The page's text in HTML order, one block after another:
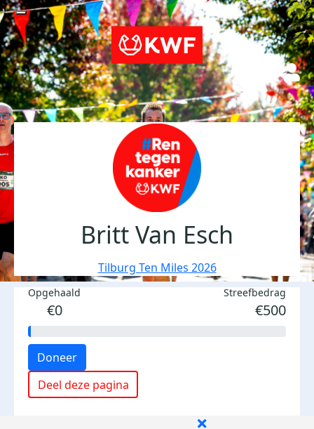
Britt Van Esch
Tilburg Ten Miles 2026
Opgehaald
€0
Streefbedrag
€500
Doneer
Deel deze pagina